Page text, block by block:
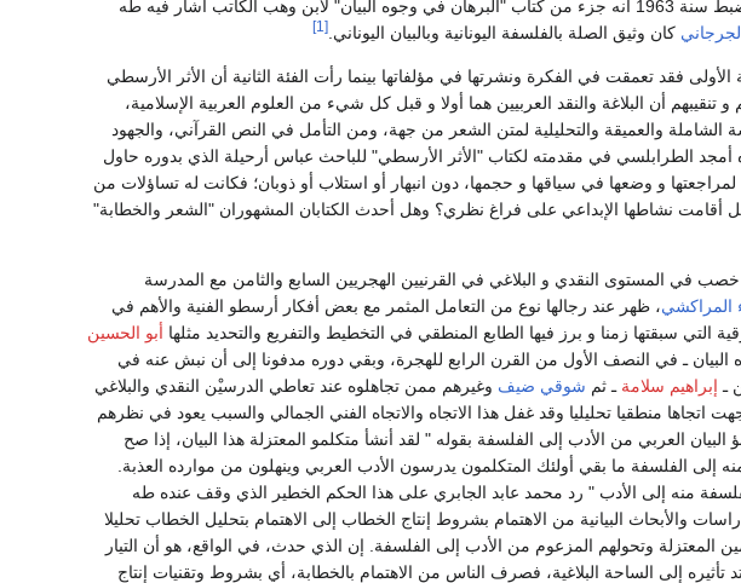
وتبين فيما بعد وبالضبط سنة 1963 أنه جزء من كتاب "البرهان في وجوه البيان" لابن وهب الكاتب أشار فيه طه
كان وثيق الصلة بالفلسفة اليونانية وبالبيان اليوناني. [1]
فقد تعمقت في الفكرة ونشرتها في مؤلفاتها بينما رأت الفئة الثانية أن الأثر الأرسطي
تنقيبهم أن البلاغة والنقد العربيين هما أولا و قبل كل شيء من العلوم العربية الإسلامية،
الشاملة والعميقة والتحليلية لمتن الشعر من جهة، ومن التأمل في النص القرآني، والجهود
الطرابلسي في مقدمته لكتاب "الأثر الأرسطي" للباحث عباس أرحيلة الذي بدوره حاول
و وضعها في سياقها و حجمها، دون انبهار أو استلاب أو ذوبان؛ فكانت له تساؤلات من
وهل أقامت نشاطها الإبداعي على فراغ نظري؟ وهل أحدث الكتابان المشهوران "الشعر والخطابة"
في المستوى النقدي و البلاغي في القرنيين الهجريين السابع والثامن مع المدرسة
المراكشي، ظهر عند رجالها نوع من التعامل المثمر مع بعض أفكار أرسطو الفنية والأهم في
سبقتها زمنا و برز فيها الطابع المنطقي في التخطيط والتفريع والتحديد مثلها أبو الحسين
البيان ـ في النصف الأول من القرن الرابع للهجرة، وبقي دوره مدفونا إلى أن نبش عنه في
ـ إبراهيم سلامة ـ ثم شوقي ضيف وغيرهم ممن تجاهلوه عند تعاطي الدرسيْن النقدي والبلاغي
اتجاها منطقيا تحليليا وقد غفل هذا الاتجاه والاتجاه الفني الجمالي والسبب يعود في نظرهم
العربي من الأدب إلى الفلسفة بقوله " لقد أنشأ متكلمو المعتزلة هذا البيان، إذا صح
إلى الفلسفة ما بقي أولئك المتكلمون يدرسون الأدب العربي وينهلون من موارده العذبة.
منه إلى الأدب " رد محمد عابد الجابري على هذا الحكم الخطير الذي وقف عنده طه
والأبحاث البيانية من الاهتمام بشروط إنتاج الخطاب إلى الاهتمام بتحليل الخطاب تحليلا
المعتزلة وتحولهم المزعوم من الأدب إلى الفلسفة. إن الذي حدث، في الواقع، هو أن التيار
تأثيره إلى الساحة البلاغية، فصرف الناس من الاهتمام بالخطابة، أي بشروط وتقنيات إنتاج